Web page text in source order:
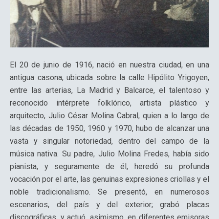
El 20 de junio de 1916, nació en nuestra ciudad, en una
antigua casona, ubicada sobre la calle Hipólito Yrigoyen,
entre las arterias, La Madrid y Balcarce, el talentoso y
reconocido intérprete folklórico, artista plástico y
arquitecto, Julio César Molina Cabral, quien a lo largo de
las décadas de 1950, 1960 y 1970, hubo de alcanzar una
vasta y singular notoriedad, dentro del campo de la
música nativa. Su padre, Julio Molina Fredes, había sido
pianista, y seguramente de él, heredó su profunda
vocación por el arte, las genuinas expresiones criollas y el
noble tradicionalismo. Se presentó, en numerosos
escenarios, del país y del exterior; grabó placas
discográficas, y actuó, asimismo, en diferentes emisoras